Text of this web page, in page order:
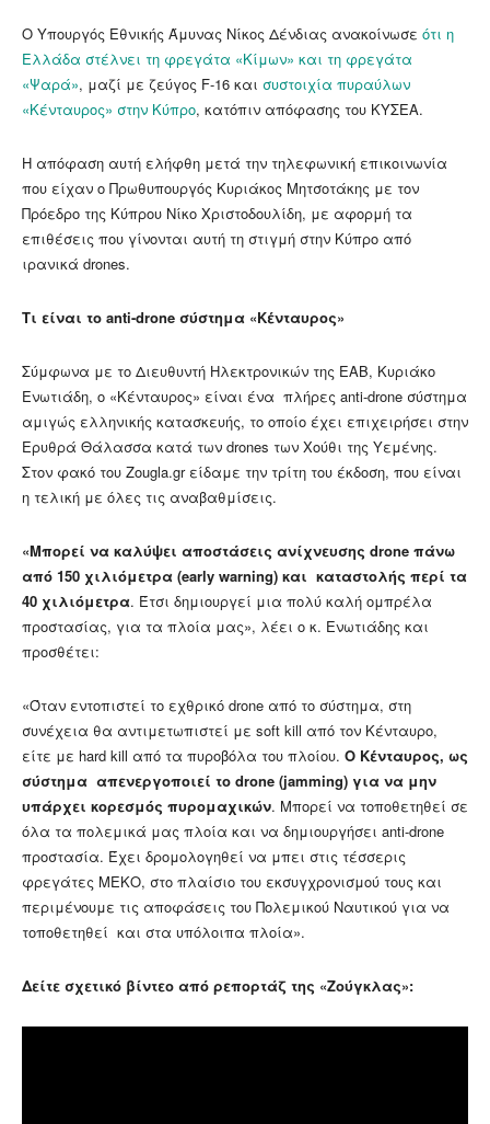
Ο Υπουργός Εθνικής Άμυνας Νίκος Δένδιας ανακοίνωσε ότι η
Ελλάδα στέλνει τη φρεγάτα «Κίμων» και τη φρεγάτα
«Ψαρά», μαζί με ζεύγος F-16 και συστοιχία πυραύλων
«Κένταυρος» στην Κύπρο, κατόπιν απόφασης του ΚΥΣΕΑ.
Η απόφαση αυτή ελήφθη μετά την τηλεφωνική επικοινωνία
που είχαν ο Πρωθυπουργός Κυριάκος Μητσοτάκης με τον
Πρόεδρο της Κύπρου Νίκο Χριστοδουλίδη, με αφορμή τα
επιθέσεις που γίνονται αυτή τη στιγμή στην Κύπρο από
ιρανικά drones.
Τι είναι το anti-drone σύστημα «Κένταυρος»
Σύμφωνα με το Διευθυντή Ηλεκτρονικών της ΕΑΒ, Κυριάκο
Ενωτιάδη, ο «Κένταυρος» είναι ένα πλήρες anti-drone σύστημα
αμιγώς ελληνικής κατασκευής, το οποίο έχει επιχειρήσει στην
Ερυθρά Θάλασσα κατά των drones των Xούθι της Υεμένης.
Στον φακό του Zougla.gr είδαμε την τρίτη του έκδοση, που είναι
η τελική με όλες τις αναβαθμίσεις.
«Μπορεί να καλύψει αποστάσεις ανίχνευσης drone πάνω
από 150 χιλιόμετρα (early warning) και καταστολής περί τα
40 χιλιόμετρα. Έτσι δημιουργεί μια πολύ καλή ομπρέλα
προστασίας, για τα πλοία μας», λέει ο κ. Ενωτιάδης και
προσθέτει:
«Όταν εντοπιστεί το εχθρικό drone από το σύστημα, στη
συνέχεια θα αντιμετωπιστεί με soft kill από τον Κένταυρο,
είτε με hard kill από τα πυροβόλα του πλοίου. Ο Κένταυρος, ως
σύστημα απενεργοποιεί το drone (jamming) για να μην
υπάρχει κορεσμός πυρομαχικών. Μπορεί να τοποθετηθεί σε
όλα τα πολεμικά μας πλοία και να δημιουργήσει anti-drone
προστασία. Έχει δρομολογηθεί να μπει στις τέσσερις
φρεγάτες ΜΕΚΟ, στο πλαίσιο του εκσυγχρονισμού τους και
περιμένουμε τις αποφάσεις του Πολεμικού Ναυτικού για να
τοποθετηθεί και στα υπόλοιπα πλοία».
Δείτε σχετικό βίντεο από ρεπορτάζ της «Ζούγκλας»: